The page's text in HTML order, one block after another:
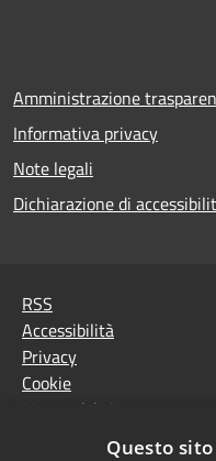
Amministrazione
Informativa privacy
Note legali
Dichiarazione di
RSS
Accessibilità
Privacy
Cookie
Mappa del sito
Vecchio sito istituzionale
Questo